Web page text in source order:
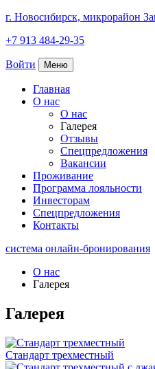
г. Новосибирск, микрорайон
+7 913 484-29-35
Войти Меню
Главная
О нас
О нас
Галерея
Отзывы
Спецпредложения
Вакансии
Проживание
Программа лояльности
Инвесторам
Спецпредложения
Контакты
система онлайн-бронирования
О нас
Галерея
Галерея
Стандарт трехместный